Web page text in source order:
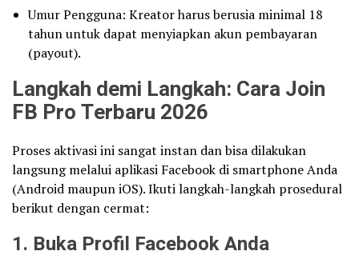
Umur Pengguna: Kreator harus berusia minimal 18
tahun untuk dapat menyiapkan akun pembayaran
(payout).
Langkah demi Langkah: Cara Join
FB Pro Terbaru 2026
Proses aktivasi ini sangat instan dan bisa dilakukan
langsung melalui aplikasi Facebook di smartphone Anda
(Android maupun iOS). Ikuti langkah-langkah prosedural
berikut dengan cermat:
1. Buka Profil Facebook Anda